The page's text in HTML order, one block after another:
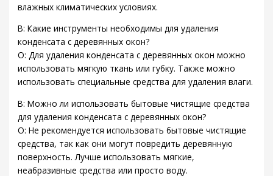
влажных климатических условиях.
В: Какие инструменты необходимы для удаления
конденсата с деревянных окон?
О: Для удаления конденсата с деревянных окон можно
использовать мягкую ткань или губку. Также можно
использовать специальные средства для удаления влаги.
В: Можно ли использовать бытовые чистящие средства
для удаления конденсата с деревянных окон?
О: Не рекомендуется использовать бытовые чистящие
средства, так как они могут повредить деревянную
поверхность. Лучше использовать мягкие,
неабразивные средства или просто воду.